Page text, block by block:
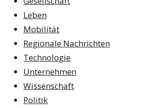
Leben
Mobilität
Regionale Nachrichten
Technologie
Unternehmen
Wissenschaft
Politik